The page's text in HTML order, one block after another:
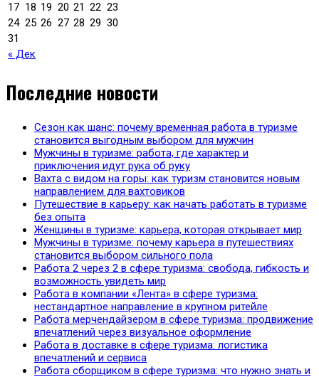
« Дек
17 18 19 20 21 22 23
24 25 26 27 28 29 30
31
Последние новости
Сезон как шанс: почему временная работа в туризме
становится выгодным выбором для мужчин
Мужчины в туризме: работа, где характер и
приключения идут рука об руку
Вахта с видом на горы: как туризм становится новым
направлением для вахтовиков
Путешествие в карьеру: как начать работать в туризме
без опыта
Женщины в туризме: карьера, которая открывает мир
Мужчины в туризме: почему карьера в путешествиях
становится выбором сильного пола
Работа 2 через 2 в сфере туризма: свобода, гибкость и
возможность увидеть мир
Работа в компании «Лента» в сфере туризма:
нестандартное направление в крупном ритейле
Работа мерчендайзером в сфере туризма: продвижение
впечатлений через визуальное оформление
Работа в доставке в сфере туризма: логистика
впечатлений и сервиса
Работа сборщиком в сфере туризма: что нужно знать и